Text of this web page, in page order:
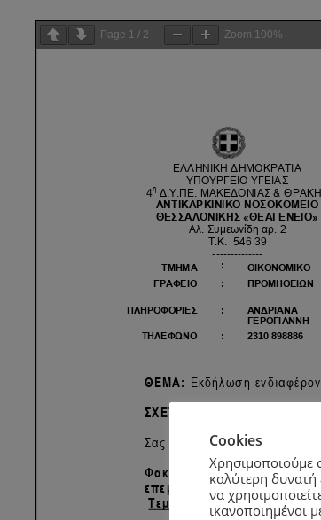
Page 1 / 2 Zoom 100%
Cookies
Χρησιμοποιούμε
καλύτερη δυνατή
να
ικανοποιημένοι